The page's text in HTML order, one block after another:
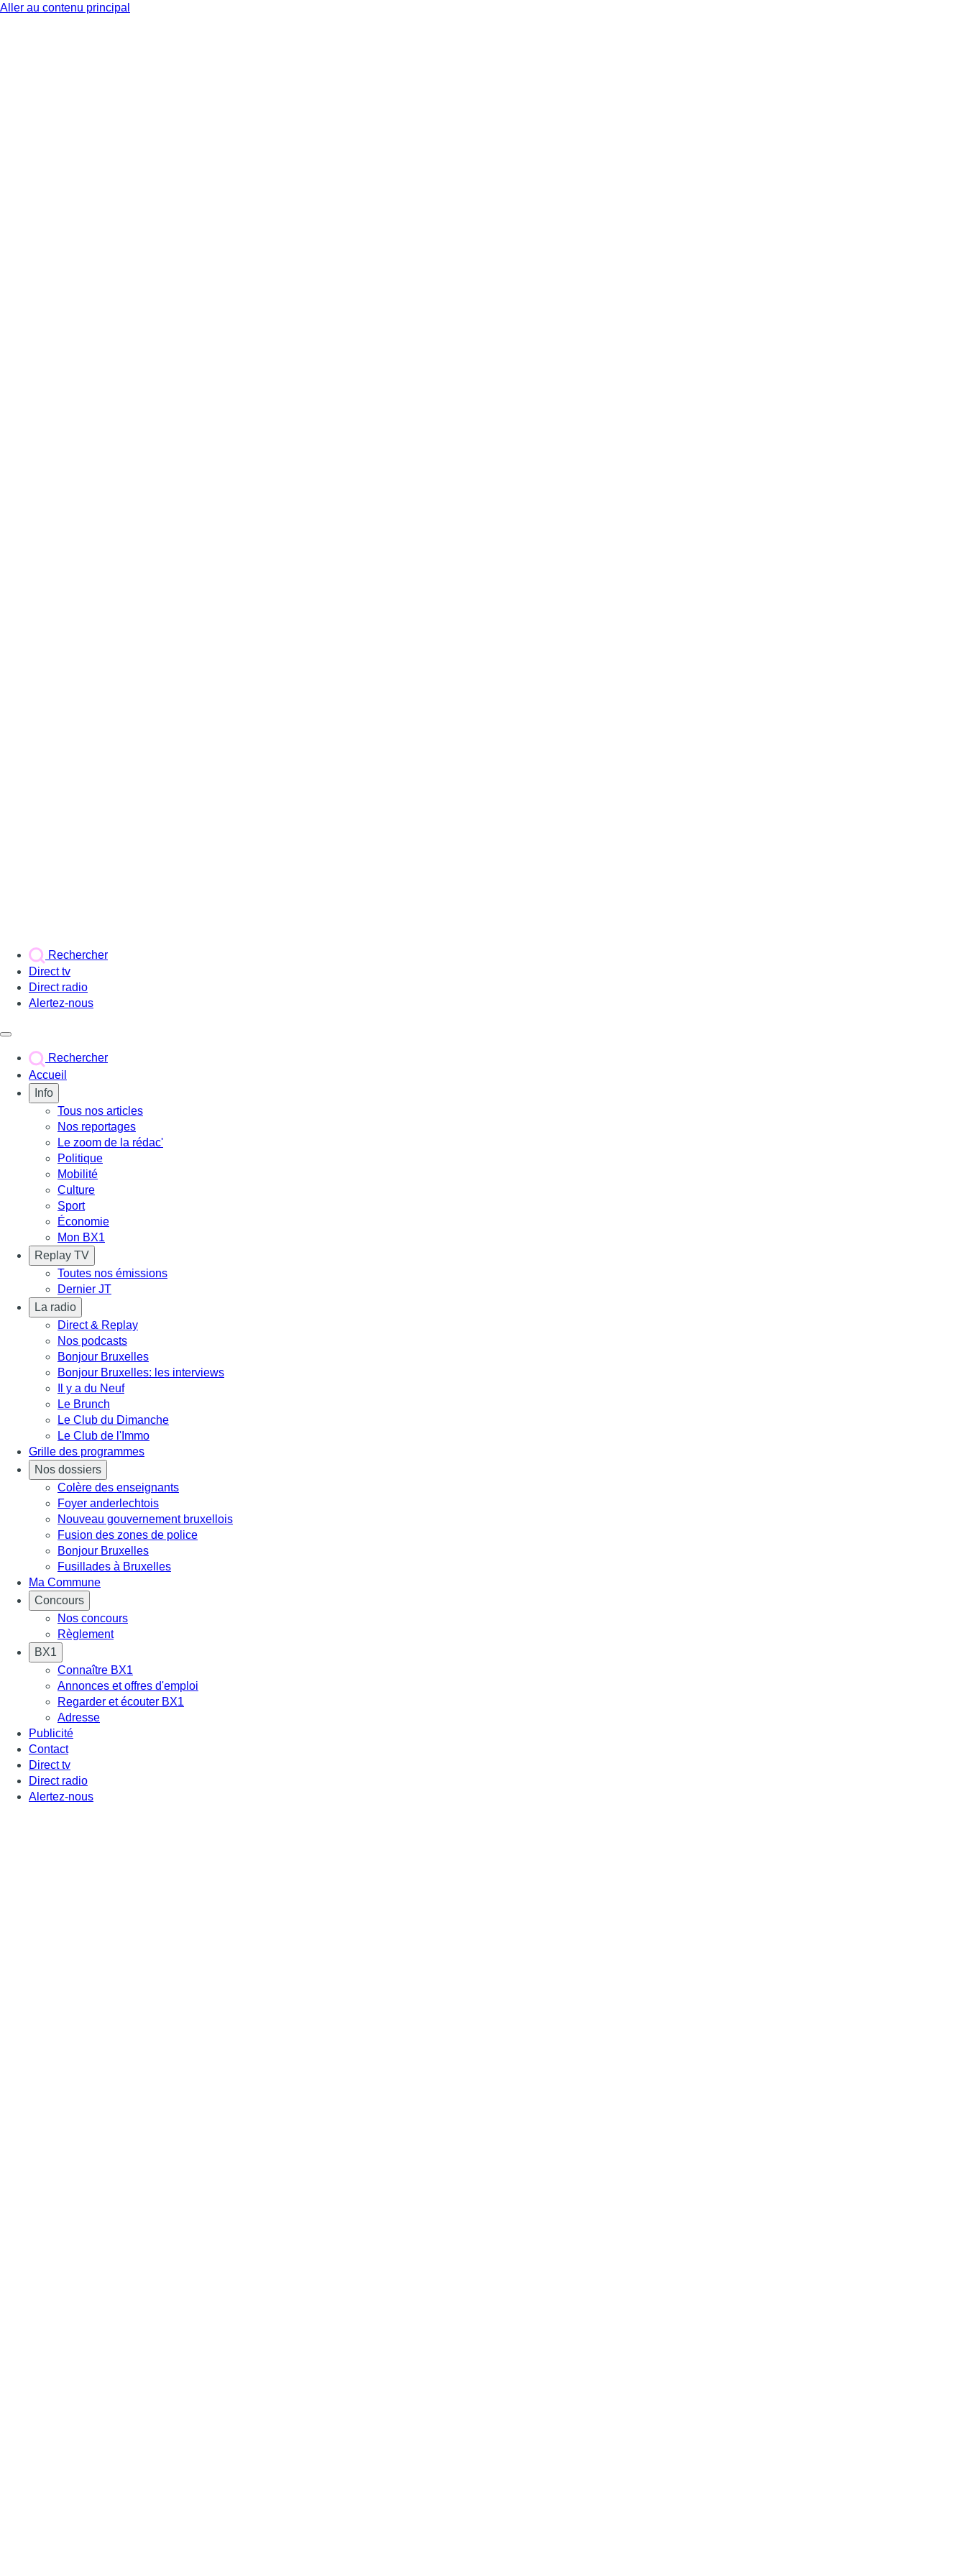
Aller au contenu principal
Rechercher
Direct tv
Direct radio
Alertez-nous
Rechercher
Accueil
Info
Tous nos articles
Nos reportages
Le zoom de la rédac'
Politique
Mobilité
Culture
Sport
Économie
Mon BX1
Replay TV
Toutes nos émissions
Dernier JT
La radio
Direct & Replay
Nos podcasts
Bonjour Bruxelles
Bonjour Bruxelles: les interviews
Il y a du Neuf
Le Brunch
Le Club du Dimanche
Le Club de l'Immo
Grille des programmes
Nos dossiers
Colère des enseignants
Foyer anderlechtois
Nouveau gouvernement bruxellois
Fusion des zones de police
Bonjour Bruxelles
Fusillades à Bruxelles
Ma Commune
Concours
Nos concours
Règlement
BX1
Connaître BX1
Annonces et offres d'emploi
Regarder et écouter BX1
Adresse
Publicité
Contact
Direct tv
Direct radio
Alertez-nous